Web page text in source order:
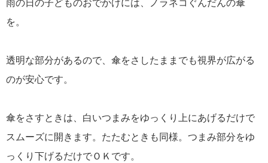
雨の日の子どものおでかけには、ノラネコぐんだんの傘
を。
透明な部分があるので、傘をさしたままでも視界が広がる
のが安心です。
傘をさすときは、白いつまみをゆっくり上にあげるだけで
スムーズに開きます。たたむときも同様。つまみ部分をゆ
っくり下げるだけでＯＫです。